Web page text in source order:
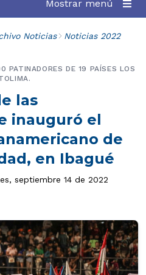
Mostrar menú
Noticias Noticias 2022
las
inauguró el
de
en Ibagué
PATINADORES DE 19 PAÍSES LOS
septiembre 14 de 2022